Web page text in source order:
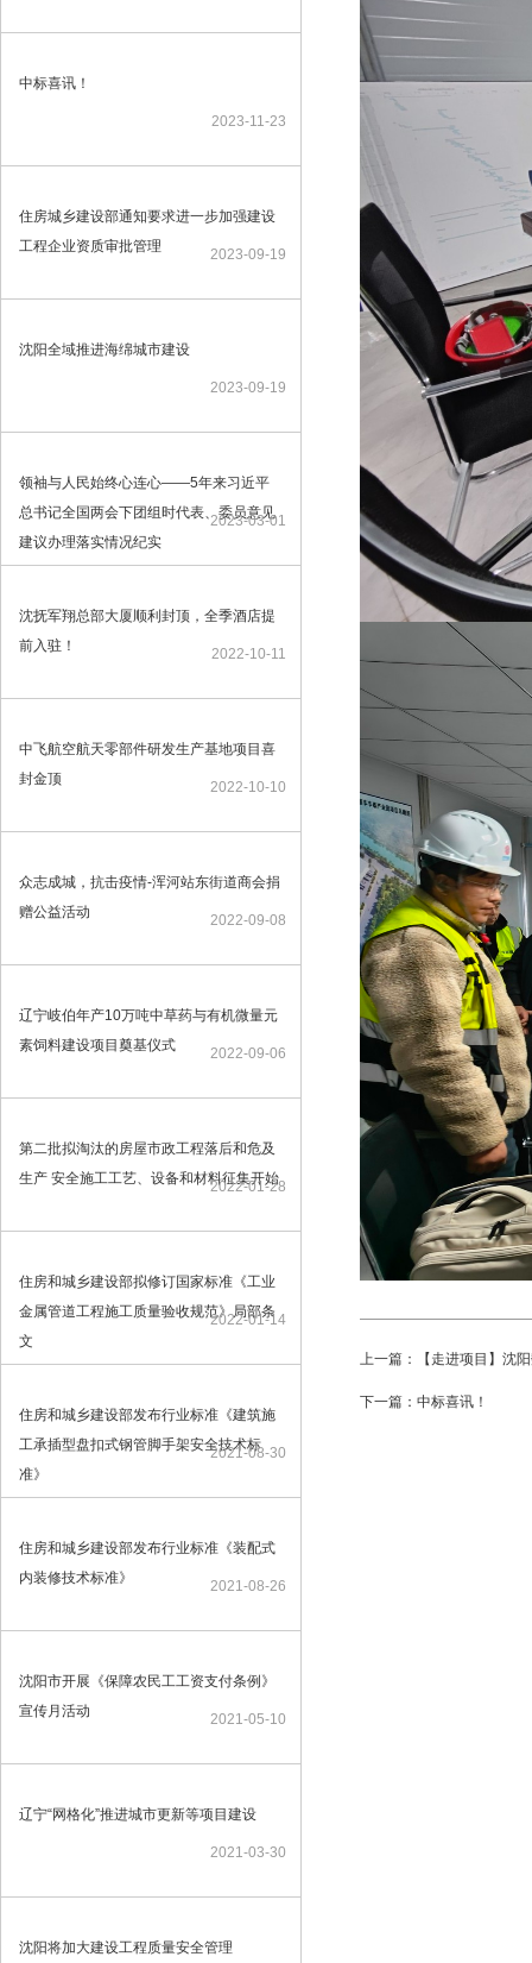
中标喜讯！
2023-11-23
住房城乡建设部通知要求进一步加强建设
工程企业资质审批管理
2023-09-19
沈阳全域推进海绵城市建设
2023-09-19
领袖与人民始终心连心——5年来习近平
总书记全国两会下团组时代表、委员意见
建议办理落实情况纪实
2023-03-01
沈抚军翔总部大厦顺利封顶，全季酒店提
前入驻！
2022-10-11
中飞航空航天零部件研发生产基地项目喜
封金顶
2022-10-10
众志成城，抗击疫情-浑河站东街道商会捐
赠公益活动
2022-09-08
辽宁岐伯年产10万吨中草药与有机微量元
素饲料建设项目奠基仪式
2022-09-06
第二批拟淘汰的房屋市政工程落后和危及
生产 安全施工工艺、设备和材料征集开始
2022-01-28
住房和城乡建设部拟修订国家标准《工业
金属管道工程施工质量验收规范》局部条
文
2022-01-14
住房和城乡建设部发布行业标准《建筑施
工承插型盘扣式钢管脚手架安全技术标
准》
2021-08-30
住房和城乡建设部发布行业标准《装配式
内装修技术标准》
2021-08-26
沈阳市开展《保障农民工工资支付条例》
宣传月活动
2021-05-10
辽宁“网格化”推进城市更新等项目建设
2021-03-30
沈阳将加大建设工程质量安全管理
上一篇：【走进项目】沈
下一篇：中标喜讯！